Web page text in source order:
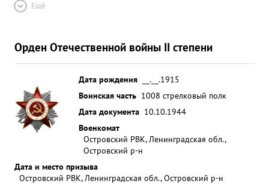
Ещё
Орден Отечественной войны II степени
Дата рождения
__.__.1915
Воинская часть 1008 стрелковый полк
Дата документа 10.10.1944
Военкомат
Островский РВК, Ленинградская обл.,
Островский р-н
Дата и место призыва
Островский РВК, Ленинградская обл., Островский р-н